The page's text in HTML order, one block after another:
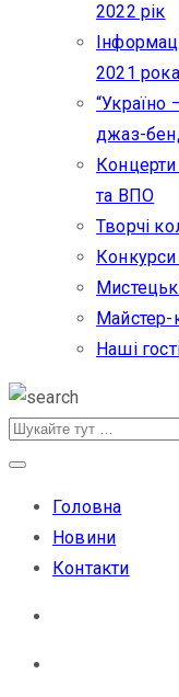
2022 рік
2021
“Україно
джаз-
та ВПО
Творчі
Конкурси
Майстер-
Наші
Головна
Новини
Контакти